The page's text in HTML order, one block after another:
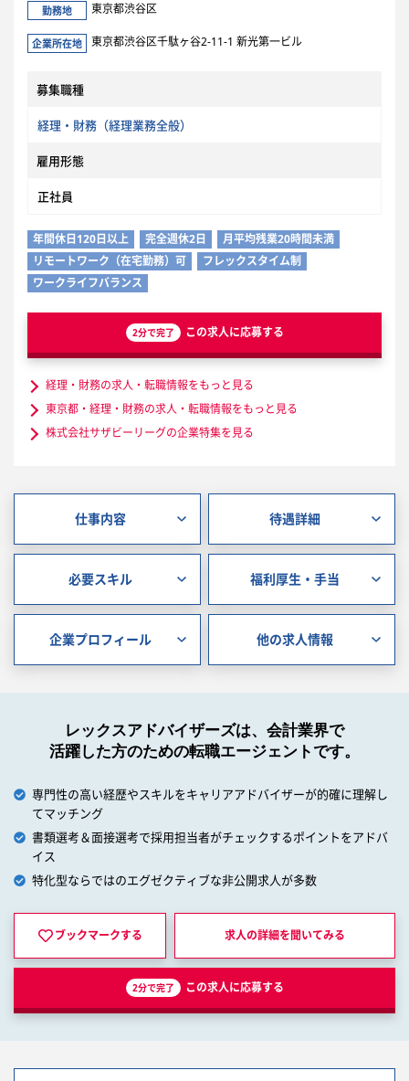
勤務地 東京都渋谷区
企業所在地 東京都渋谷区千駄ヶ谷2-11-1 新光第一ビル
募集職種
経理・財務（経理業務全般）
雇用形態
正社員
年間休日120日以上 完全週休2日
月平均残業20時間未満
リモートワーク（在宅勤務）可
フレックスタイム制
ワークライフバランス
2分で完了 この求人に応募する
経理・財務の求人・転職情報をもっと見る
東京都・経理・財務の求人・転職情報をもっと見る
株式会社サザビーリーグの企業特集を見る
仕事内容 待遇詳細
必要スキル 福利厚生・手当
企業プロフィール 他の求人情報
レックスアドバイザーズは、会計業界で
活躍した方のための転職エージェントです。
専門性の高い経歴やスキルをキャリアアドバイザーが的確に理解し
てマッチング
書類選考＆面接選考で採用担当者がチェックするポイントをアドバ
イス
特化型ならではのエグゼクティブな非公開求人が多数
ブックマークする 求人の詳細を聞いてみる
2分で完了 この求人に応募する